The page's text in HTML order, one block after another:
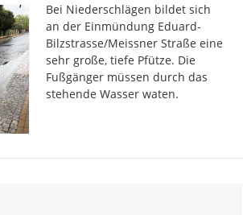
Bei Niederschlägen bildet sich
an der Einmündung Eduard-
Bilzstrasse/Meissner Straße eine
sehr große, tiefe Pfütze. Die
Fußgänger müssen durch das
stehende Wasser waten.